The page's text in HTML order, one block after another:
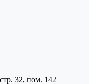
32, пом. 142